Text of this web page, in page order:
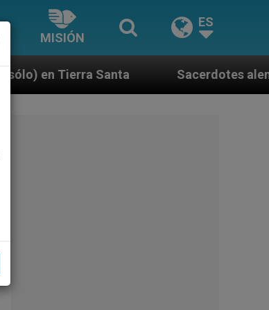
MISIÓN
ES
Sacerdotes alemanes fieles al Papa